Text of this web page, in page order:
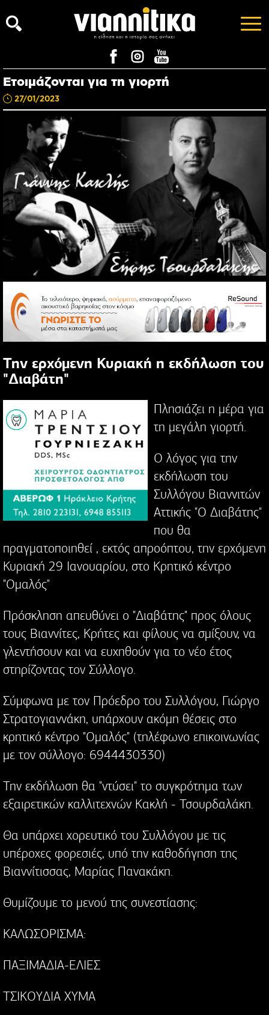
Ετοιμάζονται για τη γιορτή
27/01/2023
Την ερχόμενη Κυριακή η εκδήλωση του
"Διαβάτη"
Πλησιάζει η μέρα για
τη μεγάλη γιορτή.
Ο λόγος για την
εκδήλωση του
Συλλόγου Βιαννιτών
Αττικής "Ο Διαβάτης"
που θα
πραγματοποιηθεί , εκτός απροόπτου, την ερχόμενη
Κυριακή 29 Ιανουαρίου, στο Κρητικό κέντρο
"Ομαλός"
Πρόσκληση απευθύνει ο "Διαβάτης" προς όλους
τους Βιαννίτες, Κρήτες και φίλους να σμίξουν, να
γλεντήσουν και να ευχηθούν για το νέο έτος
στηρίζοντας τον Σύλλογο.
Σύμφωνα με τον Πρόεδρο του Συλλόγου, Γιώργο
Στρατογιαννάκη, υπάρχουν ακόμη θέσεις στο
κρητικό κέντρο "Ομαλός" (τηλέφωνο επικοινωνίας
με τον σύλλογο: 6944430330)
Την εκδήλωση θα "ντύσει" το συγκρότημα των
εξαιρετικών καλλιτεχνών Κακλή - Τσουρδαλάκη.
Θα υπάρχει χορευτικό του Συλλόγου με τις
υπέροχες φορεσιές, υπό την καθοδήγηση της
Βιαννίτισσας, Μαρίας Πανακάκη.
Θυμίζουμε το μενού της συνεστίασης:
KAΛΩΣOPIΣMA:
ΠAΞIMAΔIA-EΛIEΣ
TΣIKOYΔIA XYMA